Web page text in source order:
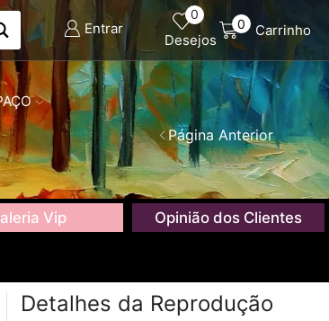
Entrar
0
Desejos
0 Carrinho
Página Anterior
Vip Opinião dos Clientes
Detalhes da Reprodução